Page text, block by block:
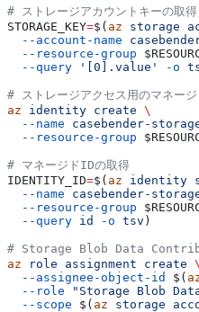
# ストレージアカウントキーの取得
STORAGE_KEY=$( az storage
  --account-name
  --resource-group
  --query
'[0].value' -o
# ストレージアクセス用のマネー
az identity create \
  --name
casebender-
  --resource-group
# マネージドIDの取得
IDENTITY_ID=$( az identity
  --name
casebender-
  --resource-group
  --query
id -o tsv )
# Storage Blob Data
az role assignment create \
  --assignee-object-id
$(
  --role
"Storage Blob
  --scope
$( az storage